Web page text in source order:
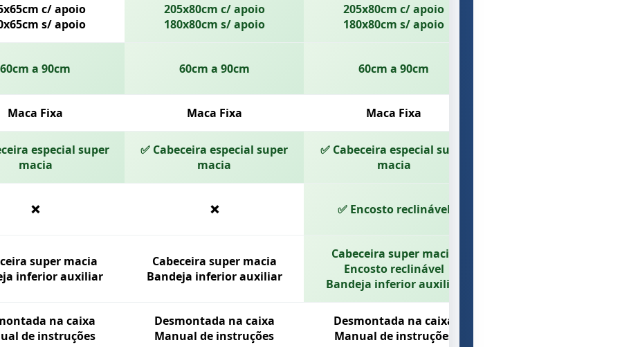
c/ apoio
s/ apoio
205x80cm c/ apoio
180x80cm s/ apoio
205x80cm c/ apoio
180x80cm s/ apoio
60cm a 90cm 60cm a 90cm 60cm a 90cm
Maca Fixa Maca Fixa Maca Fixa
especial super
macia
✅ Cabeceira especial super
macia
✅ Cabeceira especial super
macia
❌ ❌ ✅ Encosto reclinável
super macia
inferior auxiliar
Cabeceira super macia
Bandeja inferior auxiliar
Cabeceira super macia
Encosto reclinável
Bandeja inferior auxiliar
na caixa
de instruções
Desmontada na caixa
Manual de instruções
Desmontada na caixa
Manual de instruções